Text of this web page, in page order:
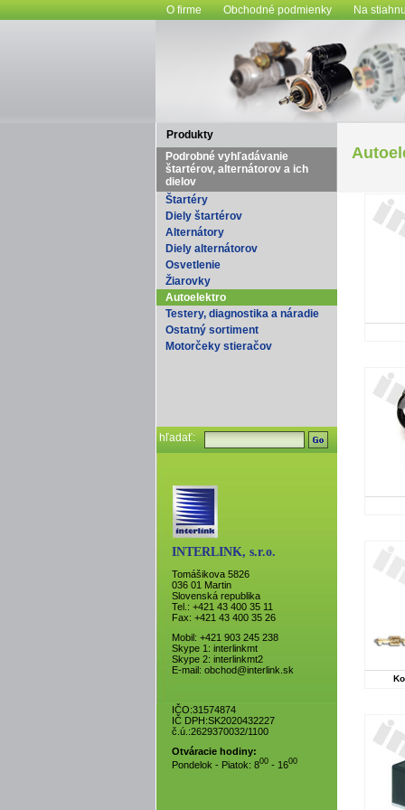
O firme Obchodné podmienky Na
Produkty
Podrobné vyhľadávanie
štartérov, alternátorov a ich
dielov
Štartéry
Diely štartérov
Alternátory
Diely alternátorov
Osvetlenie
Žiarovky
Autoelektro
Testery, diagnostika a náradie
Ostatný sortiment
Motorčeky stieračov
hľadať:
INTERLINK, s.r.o.
Tomášikova 5826
036 01 Martin
Slovenská republika
Tel.: +421 43 400 35 11
Fax: +421 43 400 35 26
Mobil: +421 903 245 238
Skype 1: interlinkmt
Skype 2: interlinkmt2
E-mail: obchod@interlink.sk
IČO:31574874
IČ DPH:SK2020432227
č.ú.:2629370032/1100
Otváracie hodiny:
Pondelok - Piatok: 800 - 1600